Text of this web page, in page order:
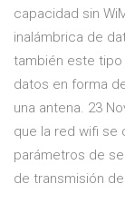
capacidad sin
inalámbrica de
también este tipo
datos en forma
una antena. 23
que la red wifi se
parámetros de
de transmisión